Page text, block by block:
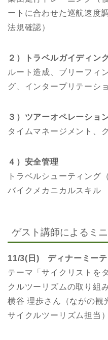
ートに合わせた巡航速度
法規確認）
２）トラベルガイディン
ルート造成、ブリーフィ
グ、インタープリテーシ
３）ツアーオペレーショ
タイムマネージメント、
４）安全管理
トラベルシューティング
バイクメカニカルスキル
ゲスト講師によるミ
11/3(日) ディナーミーテ
テーマ「サイクリストを
クルツーリズムの取り組み
横谷 理歩さん（ながの観
サイクルツーリズム担当）